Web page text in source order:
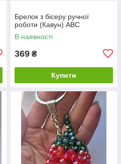
Брелок з бісеру ручної
роботи (Кавун) ABC
В наявності
369 ₴
Купити